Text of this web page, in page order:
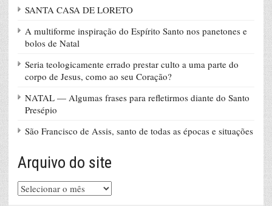
SANTA CASA DE LORETO
A multiforme inspiração do Espírito Santo nos panetones e
bolos de Natal
Seria teologicamente errado prestar culto a uma parte do
corpo de Jesus, como ao seu Coração?
NATAL — Algumas frases para refletirmos diante do Santo
Presépio
São Francisco de Assis, santo de todas as épocas e situações
Arquivo do site
Arquivo
do